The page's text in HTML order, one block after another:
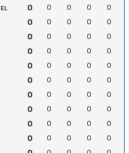
EL 0 0 0 0
0
0 0 0 0
0
0 0 0 0
0
0 0 0 0
0
0 0 0 0
0
0 0 0 0
0
0 0 0 0
0
0 0 0 0
0
0 0 0 0
0
0 0 0 0
0